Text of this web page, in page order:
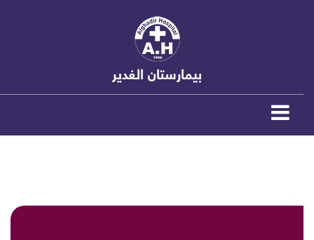
بیمارستان الغدیر